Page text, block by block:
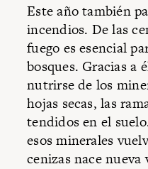
Este año también
incendios. De las
fuego es esencial
bosques. Gracias a
nutrirse de los
hojas secas, las
tendidos en el
esos minerales
cenizas nace nueva